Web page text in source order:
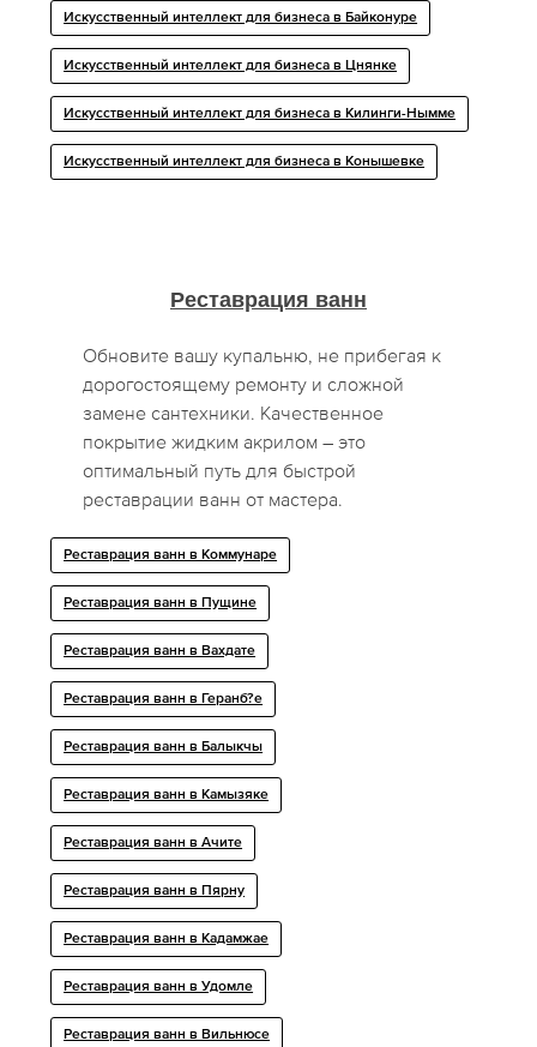
Искусственный интеллект для бизнеса в Байконуре
Искусственный интеллект для бизнеса в Цнянке
Искусственный интеллект для бизнеса в Килинги-Нымме
Искусственный интеллект для бизнеса в Конышевке
Реставрация ванн
Обновите вашу купальню, не прибегая к
дорогостоящему ремонту и сложной
замене сантехники. Качественное
покрытие жидким акрилом – это
оптимальный путь для быстрой
реставрации ванн от мастера.
Реставрация ванн в Коммунаре
Реставрация ванн в Пущине
Реставрация ванн в Вахдате
Реставрация ванн в Геранб?е
Реставрация ванн в Балыкчы
Реставрация ванн в Камызяке
Реставрация ванн в Ачите
Реставрация ванн в Пярну
Реставрация ванн в Кадамжае
Реставрация ванн в Удомле
Реставрация ванн в Вильнюсе